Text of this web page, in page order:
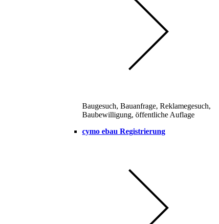
Baugesuch, Bauanfrage, Reklamegesuch,
Baubewilligung, öffentliche Auflage
cymo ebau Registrierung